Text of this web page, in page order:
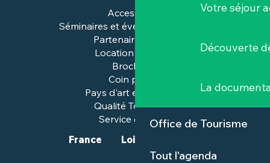
Votre séjour
Découverte
La
Office de Tourisme
Tout l'agenda
Accessibilité
Séminaires et événements pros
Partenaires & pros
Location de salles
Brochures
Coin presse
Pays d'art et d'histoire
Qualité Tourisme™
Service groupes
France
Loire-Atlantique